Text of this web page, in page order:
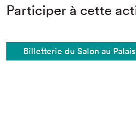
Participer à cette
Billetterie du Salon au Palais